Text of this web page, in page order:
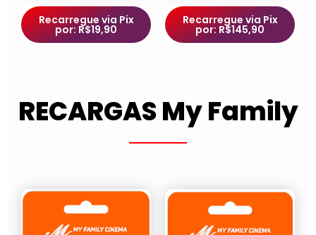
Recarregue via Pix
por: R$19,90
Recarregue via Pix
por: R$145,90
RECARGAS My Family